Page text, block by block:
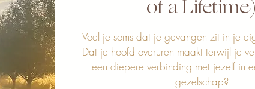
of a Lifetime)
Voel je soms dat je gevangen zit in je
Dat je hoofd overuren maakt terwijl je
een diepere verbinding met jezelf in
gezelschap?